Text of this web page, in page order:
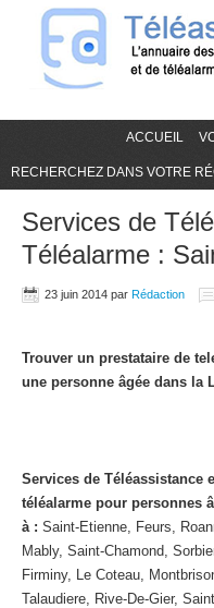
ACCUEIL
RECHERCHEZ DANS VOTRE
Services de
Téléalarme :
23 juin 2014 par Rédaction
Trouver un prestataire de
une personne âgée dans la
Services de Téléassistance
téléalarme pour personnes
à : Saint-Etienne, Feurs,
Mably, Saint-Chamond,
Firminy, Le Coteau,
Talaudiere, Rive-De-Gier,